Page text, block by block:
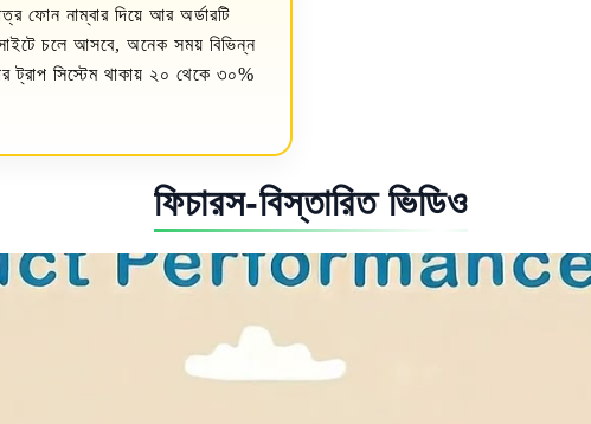
ফোন নাম্বার দিয়ে আর অর্ডারটি
চলে আসবে, অনেক সময় বিভিন্ন
ট্রাপ সিস্টেম থাকায় ২০ থেকে ৩০%
ফিচারস-বিস্তারিত ভিডিও